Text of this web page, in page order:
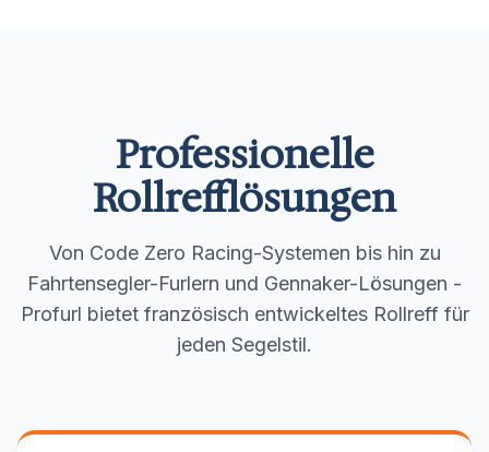
Professionelle
Rollrefflösungen
Von Code Zero Racing-Systemen bis hin zu
Fahrtensegler-Furlern und Gennaker-Lösungen -
Profurl bietet französisch entwickeltes Rollreff für
jeden Segelstil.